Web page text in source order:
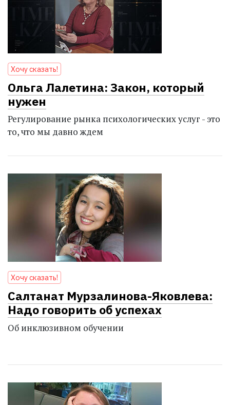
Хочу сказать!
Ольга Лалетина: Закон, который
нужен
Регулирование рынка психологических услуг - это
то, что мы давно ждем
Хочу сказать!
Салтанат Мурзалинова-Яковлева:
Надо говорить об успехах
Об инклюзивном обучении